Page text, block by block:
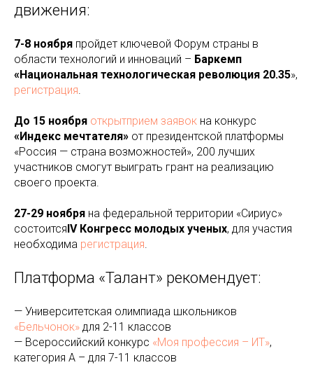
движения:
7-8 ноября пройдет ключевой Форум страны в
области технологий и инноваций – Баркемп
«Национальная технологическая революция 20.35»,
регистрация
До 15 ноября открытприем заявок на конкурс
«Индекс мечтателя» от президентской платформы
«Россия — страна возможностей», 200 лучших
участников смогут выиграть грант на реализацию
своего проекта.
27-29 ноября на федеральной территории «Сириус»
состоитсяIV Конгресс молодых ученых, для участия
необходима регистрация
Платформа «Талант» рекомендует:
— Университетская олимпиада школьников
«Бельчонок» для 2-11 классов
— Всероссийский конкурс «Моя профессия – ИТ»,
категория А – для 7-11 классов